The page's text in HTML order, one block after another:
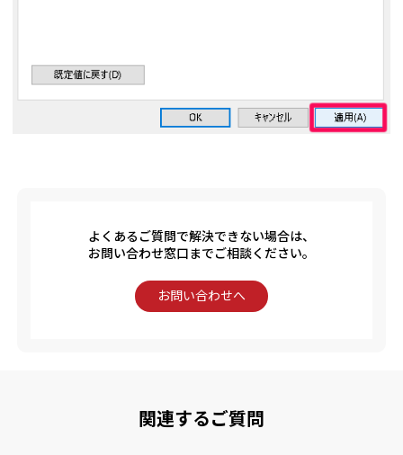
よくあるご質問で解決できない場合は、
お問い合わせ窓口までご相談ください。
お問い合わせへ
関連するご質問